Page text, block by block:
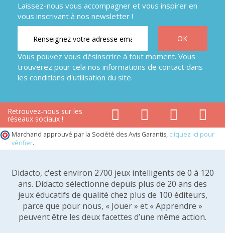
Laissez-nous vous accompagner et vous inspirer en
vous inscrivant à nos newsletter !
Vous pouvez vous désinscrire à tout moment. Vous
trouverez pour cela nos informations de contact dans
les conditions d'utilisation du site.
Retrouvez-nous sur les
réseaux sociaux !
Marchand approuvé par la Société des Avis Garantis, cliquez ici pour
vérifier.
Didacto, c'est environ 2700 jeux intelligents de 0 à 120
ans. Didacto sélectionne depuis plus de 20 ans des
jeux éducatifs de qualité chez plus de 100 éditeurs,
parce que pour nous, « Jouer » et « Apprendre »
peuvent être les deux facettes d’une même action.